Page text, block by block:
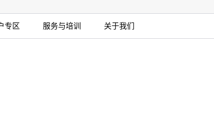
专区 服务与培训 关于我们